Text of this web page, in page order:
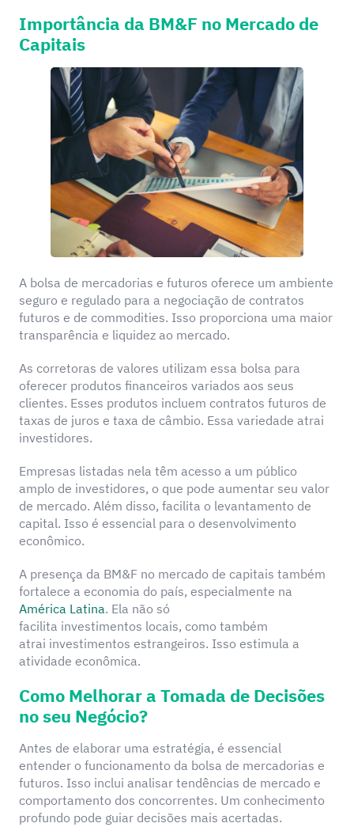
Importância da BM&F no Mercado de
Capitais
A bolsa de mercadorias e futuros oferece um ambiente
seguro e regulado para a negociação de contratos
futuros e de commodities. Isso proporciona uma maior
transparência e liquidez ao mercado.
As corretoras de valores utilizam essa bolsa para
oferecer produtos financeiros variados aos seus
clientes. Esses produtos incluem contratos futuros de
taxas de juros e taxa de câmbio. Essa variedade atrai
investidores.
Empresas listadas nela têm acesso a um público
amplo de investidores, o que pode aumentar seu valor
de mercado. Além disso, facilita o levantamento de
capital. Isso é essencial para o desenvolvimento
econômico.
A presença da BM&F no mercado de capitais também
fortalece a economia do país, especialmente na
América Latina. Ela não só
facilita investimentos locais, como também
atrai investimentos estrangeiros. Isso estimula a
atividade econômica.
Como Melhorar a Tomada de Decisões
no seu Negócio?
Antes de elaborar uma estratégia, é essencial
entender o funcionamento da bolsa de mercadorias e
futuros. Isso inclui analisar tendências de mercado e
comportamento dos concorrentes. Um conhecimento
profundo pode guiar decisões mais acertadas.